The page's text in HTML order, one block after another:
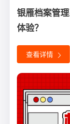
银雁档案管
体验？
查看详情
档案职业技
省竞赛圆满落
查看详情
别问了，这
银雁科技助
办，速览~
查看详情
国际档案日